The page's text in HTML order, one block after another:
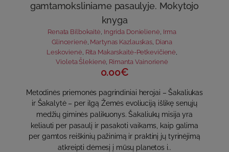
gamtamoksliniame pasaulyje. Mokytojo
knyga
Renata Bilbokaitė, Ingrida Donielienė, Irma
Glincerienė Martynas Kazlauskas, Diana
Leskovienė Rita Makarskaitė-Petkevičienė
Violeta Šlekienė, Rimanta Vainorienė
0.00€
Metodinės priemonės pagrindiniai herojai – Šakaliukas
ir Šakalytė – per ilgą Žemės evoliuciją išlikę senųjų
medžių giminės palikuonys. Šakaliukų misija yra
keliauti per pasaulį ir pasakoti vaikams, kaip galima
per gamtos reiškinių pažinimą ir praktinį jų tyrinėjimą
atkreipti dėmesį į mūsų planetos i..